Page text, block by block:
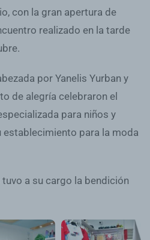
con la gran apertura de
realizado en la tarde
por Yanelis Yurban y
de alegría celebraron el
para niños y
establecimiento para la moda
a su cargo la bendición